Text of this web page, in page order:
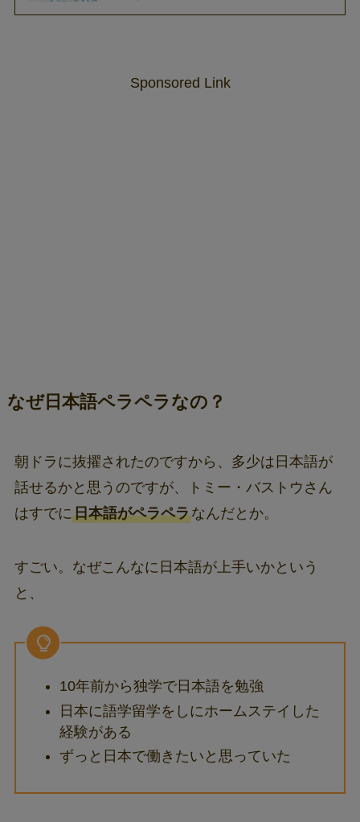
Sponsored Link
なぜ日本語ペラペラなの？
朝ドラに抜擢されたのですから、多少は日本語が
話せるかと思うのですが、トミー・バストウさん
はすでに日本語がペラペラなんだとか。
すごい。なぜこんなに日本語が上手いかという
と、
10年前から独学で日本語を勉強
日本に語学留学をしにホームステイした
経験がある
ずっと日本で働きたいと思っていた